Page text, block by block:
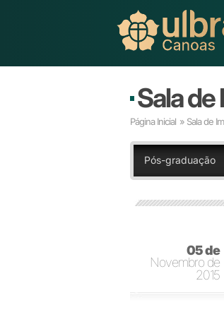
Sala
Página Inicial » Sala de
Pós-graduação
05 de
Novembro de
2015